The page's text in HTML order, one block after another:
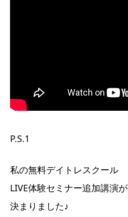
P.S.1
私の無料デイトレスクール
LIVE体験セミナー追加講演が
決まりました♪